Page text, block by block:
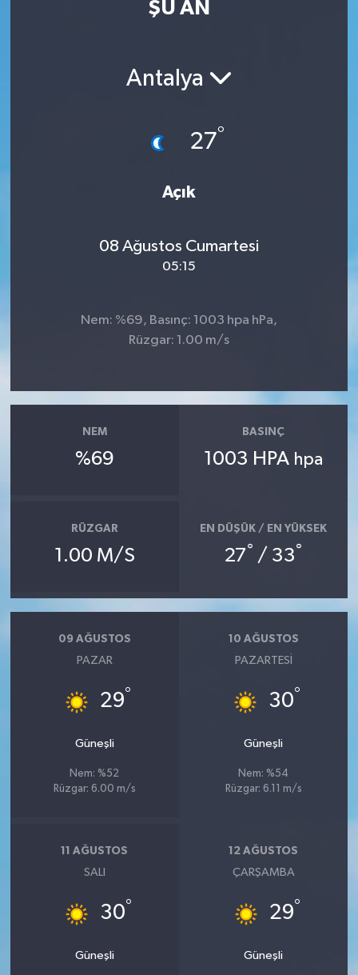
ŞU AN
Antalya
27°
Açık
08 Ağustos Cumartesi
05:15
Nem: %69, Basınç: 1003 hpa hPa,
Rüzgar: 1.00 m/s
NEM
%69
BASINÇ
1003 HPA hpa
RÜZGAR
1.00 M/S
EN DÜŞÜK / EN YÜKSEK
27° / 33°
09 AĞUSTOS
PAZAR
29°
Güneşli
Nem: %52
Rüzgar: 6.00 m/s
10 AĞUSTOS
PAZARTESI
30°
Güneşli
Nem: %54
Rüzgar: 6.11 m/s
11 AĞUSTOS
SALI
30°
Güneşli
12 AĞUSTOS
ÇARŞAMBA
29°
Güneşli
YAŞAM